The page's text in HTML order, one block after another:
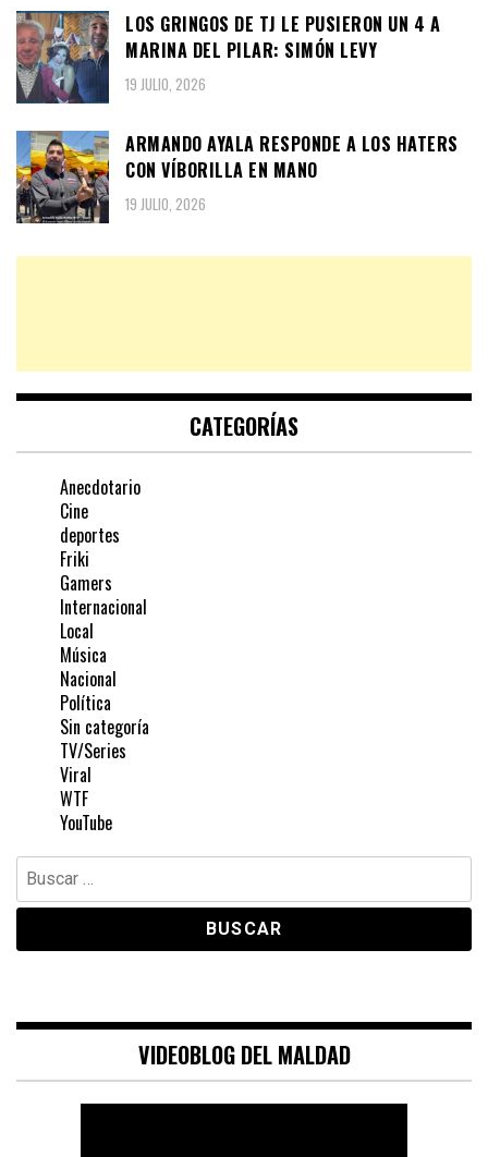
LOS GRINGOS DE TJ LE PUSIERON UN 4 A
MARINA DEL PILAR: SIMÓN LEVY
19 JULIO, 2026
ARMANDO AYALA RESPONDE A LOS HATERS
CON VÍBORILLA EN MANO
19 JULIO, 2026
CATEGORÍAS
Anecdotario
Cine
deportes
Friki
Gamers
Internacional
Local
Música
Nacional
Política
Sin categoría
TV/Series
Viral
WTF
YouTube
Buscar:
VIDEOBLOG DEL MALDAD